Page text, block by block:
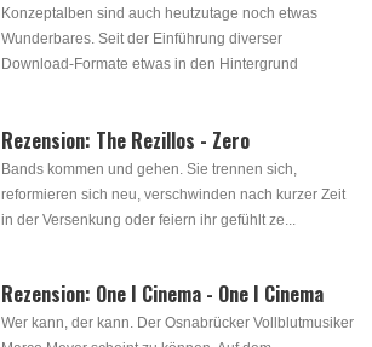
Konzeptalben sind auch heutzutage noch etwas
Wunderbares. Seit der Einführung diverser
Download-Formate etwas in den Hintergrund
Rezension: The Rezillos - Zero
Bands kommen und gehen. Sie trennen sich,
reformieren sich neu, verschwinden nach kurzer Zeit
in der Versenkung oder feiern ihr gefühlt ze...
Rezension: One I Cinema - One I Cinema
Wer kann, der kann. Der Osnabrücker Vollblutmusiker